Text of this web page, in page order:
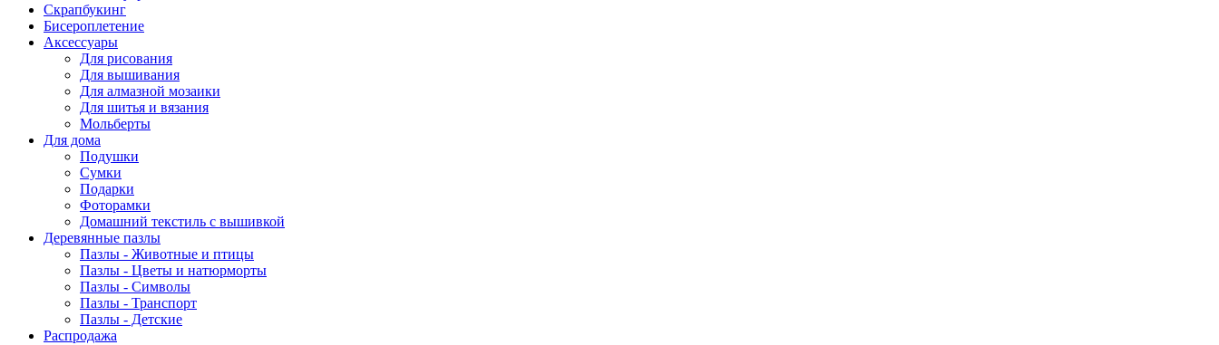
Скрапбукинг
Бисероплетение
Аксессуары
Для рисования
Для вышивания
Для алмазной мозаики
Для шитья и вязания
Мольберты
Для дома
Подушки
Сумки
Подарки
Фоторамки
Домашний текстиль с вышивкой
Деревянные пазлы
Пазлы - Животные и птицы
Пазлы - Цветы и натюрморты
Пазлы - Символы
Пазлы - Транспорт
Пазлы - Детские
Распродажа